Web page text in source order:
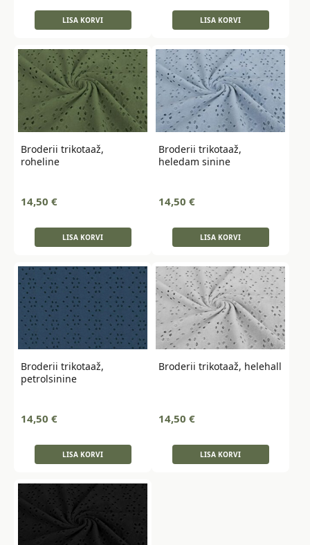
LISA KORVI LISA KORVI
Broderii trikotaaž,
roheline
14,50 €
LISA KORVI
Broderii trikotaaž,
heledam sinine
14,50 €
LISA KORVI
Broderii trikotaaž,
petrolsinine
14,50 €
LISA KORVI
Broderii trikotaaž, helehall
14,50 €
LISA KORVI